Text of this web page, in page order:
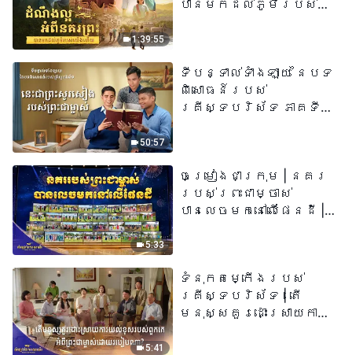
1:39:55
បានមកដល់​ភូមិរបស់
50:57
ទីបន្ទាល់ទាំងឡាយ នៃបទ
ពិសោធន៍របស់
គ្រីស្ទបរិស័ទ ភាគទី
5:33
ចម្រៀងជាក្រុម | នគរ
របស់ព្រះជាម្ចាស់
បានលេចមកនៅលើផែនដី |
5:41
ទំនុកតម្កើង​របស់​
គ្រីស្ទបរិស័ទ​ | តើ
មនុស្សគួរដោះស្រាយការ